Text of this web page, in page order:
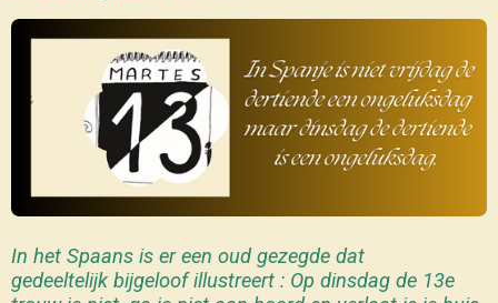
In het Spaans is er een oud gezegde dat
gedeeltelijk bijgeloof illustreert : Op dinsdag de 13e